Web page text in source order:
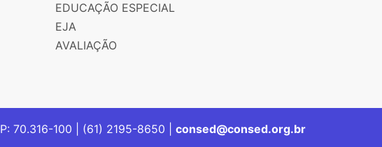
EDUCAÇÃO ESPECIAL
EJA
AVALIAÇÃO
70.316-100 | (61) 2195-8650 | consed@consed.org.br